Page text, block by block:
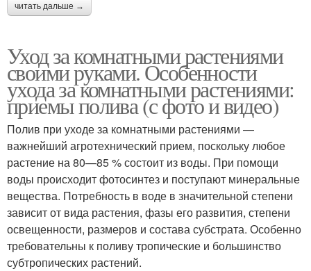
читать дальше →
Уход за комнатными растениями
своими руками. Особенности
ухода за комнатными растениями:
приемы полива (с фото и видео)
Полив при уходе за комнатными растениями —
важнейший агротехнический прием, поскольку любое
растение на 80—85 % состоит из воды. При помощи
воды происходит фотосинтез и поступают минеральные
вещества. Потребность в воде в значительной степени
зависит от вида растения, фазы его развития, степени
освещенности, размеров и состава субстрата. Особенно
требовательны к поливу тропические и большинство
субтропических растений.